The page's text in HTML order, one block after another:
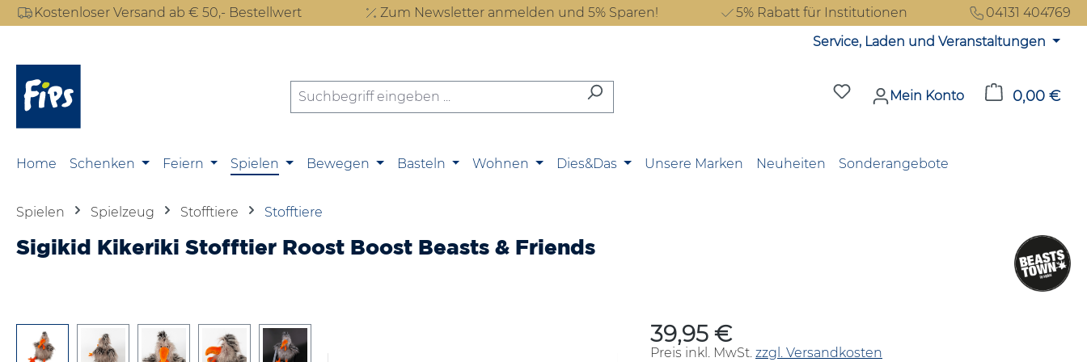
Hauptinhalt springen
Zur Suche springen
Zur Hauptnavigation springen
Kostenloser Versand ab € 50,- Bestellwert Zum Newsletter anmelden und 5% Sparen! 5% Rabatt für Institutionen
04131 404769
Service, Laden und Veranstaltungen
Du hast 0 Produkte auf dem
Mein Konto 0,00 €
Home Schenken Feiern Spielen Bewegen Basteln Wohnen Dies&Das Unsere Marken Neuheiten Sonderangebote
Spielen Spielzeug Stofftiere Stofftiere
Sigikid Kikeriki Stofftier Roost Boost Beasts & Friends
Bildergalerie überspringen Regulärer Preis:
39,95 €
Preis inkl. MwSt. zzgl. Versandkosten